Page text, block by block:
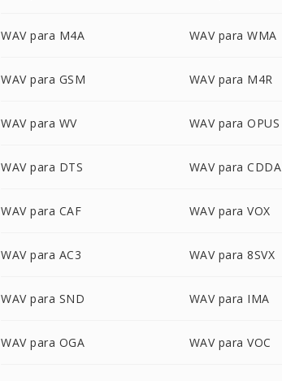
WAV para M4A WAV para WMA
WAV para GSM WAV para M4R
WAV para WV WAV para OPUS
WAV para DTS WAV para CDDA
WAV para CAF WAV para VOX
WAV para AC3 WAV para 8SVX
WAV para SND WAV para IMA
WAV para OGA WAV para VOC